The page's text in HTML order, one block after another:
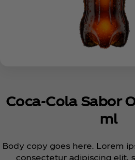
Coca‑Cola Sabor
ml
Body copy goes here. Lorem
consectetur adipiscing elit,